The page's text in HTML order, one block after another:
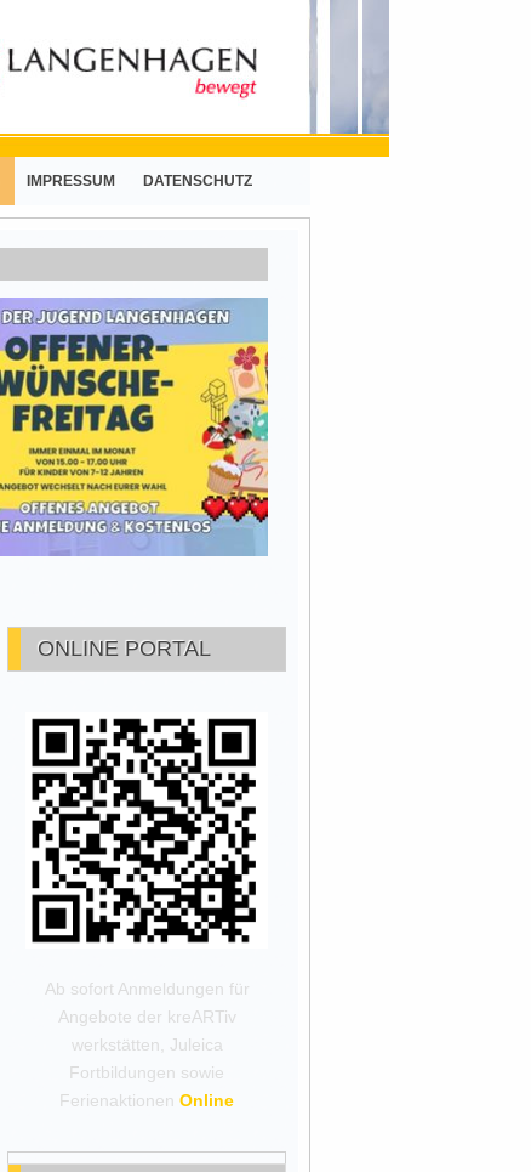
IMPRESSUM DATENSCHUTZ
ONLINE PORTAL
Ab sofort Anmeldungen für
Angebote der kreARTiv
werkstätten, Juleica
Fortbildungen sowie
Ferienaktionen Online